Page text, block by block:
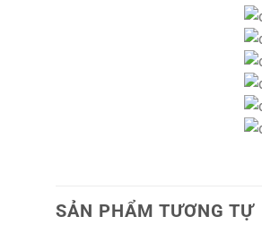
SẢN PHẨM TƯƠNG TỰ